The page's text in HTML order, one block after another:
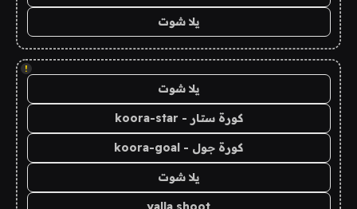
يلا شوت
!
يلا شوت
كورة ستار - koora-star
كورة جول - koora-goal
يلا شوت